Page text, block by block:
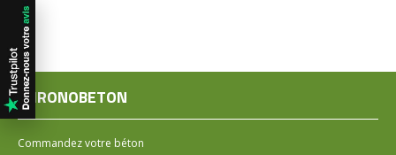
CHRONOBETON
Commandez votre béton